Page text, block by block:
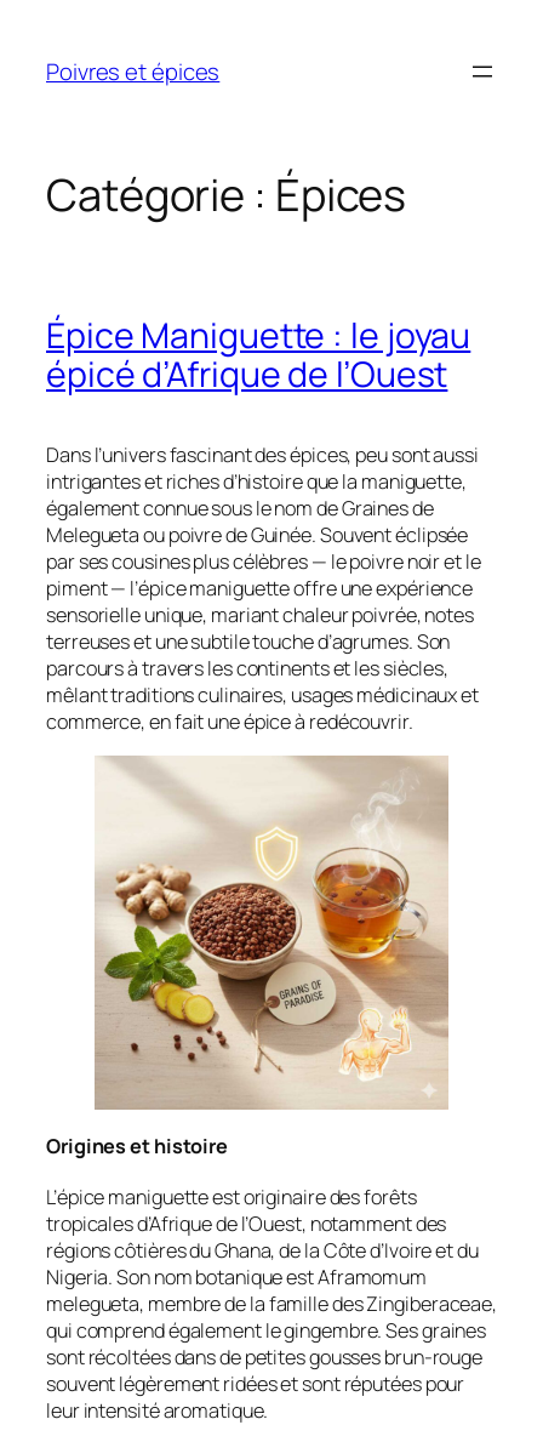
contenu
Poivres et épices
Catégorie : Épices
Épice Maniguette : le joyau
épicé d’Afrique de l’Ouest
Dans l’univers fascinant des épices, peu sont aussi
intrigantes et riches d’histoire que la maniguette,
également connue sous le nom de Graines de
Melegueta ou poivre de Guinée. Souvent éclipsée
par ses cousines plus célèbres — le poivre noir et le
piment — l’épice maniguette offre une expérience
sensorielle unique, mariant chaleur poivrée, notes
terreuses et une subtile touche d’agrumes. Son
parcours à travers les continents et les siècles,
mêlant traditions culinaires, usages médicinaux et
commerce, en fait une épice à redécouvrir.
Origines et histoire
L’épice maniguette est originaire des forêts
tropicales d’Afrique de l’Ouest, notamment des
régions côtières du Ghana, de la Côte d’Ivoire et du
Nigeria. Son nom botanique estAframomum
melegueta, membre de la famille des Zingiberaceae,
qui comprend également le gingembre. Ses graines
sont récoltées dans de petites gousses brun-rouge
souvent légèrement ridées et sont réputées pour
leur intensité aromatique.